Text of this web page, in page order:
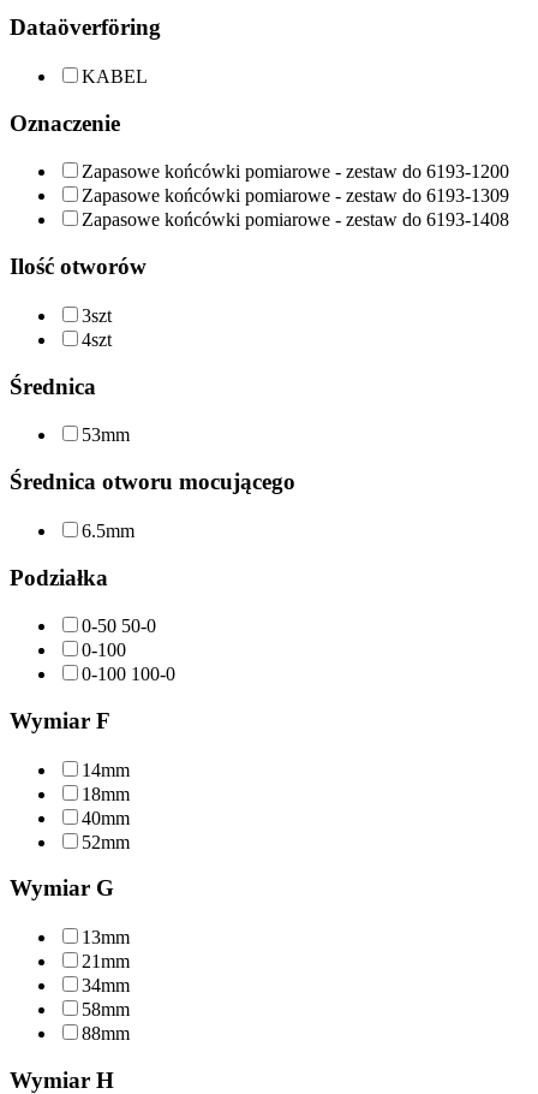
Dataöverföring
KABEL
Oznaczenie
Zapasowe końcówki pomiarowe - zestaw do 6193-1200
Zapasowe końcówki pomiarowe - zestaw do 6193-1309
Zapasowe końcówki pomiarowe - zestaw do 6193-1408
Ilość otworów
3szt
4szt
Średnica
53mm
Średnica otworu mocującego
6.5mm
Podziałka
0-50 50-0
0-100
0-100 100-0
Wymiar F
14mm
18mm
40mm
52mm
Wymiar G
13mm
21mm
34mm
58mm
88mm
Wymiar H